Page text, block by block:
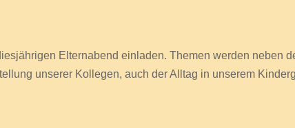
Elternabend einladen. Themen werden neben
unserer Kollegen, auch der Alltag in unserem